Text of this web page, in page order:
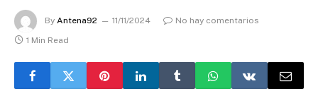
By Antena92 11/11/2024
No hay comentarios
1 Min Read